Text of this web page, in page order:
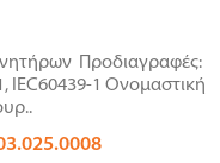
Προδιαγραφές:
IEC60439-1 Ονομαστική